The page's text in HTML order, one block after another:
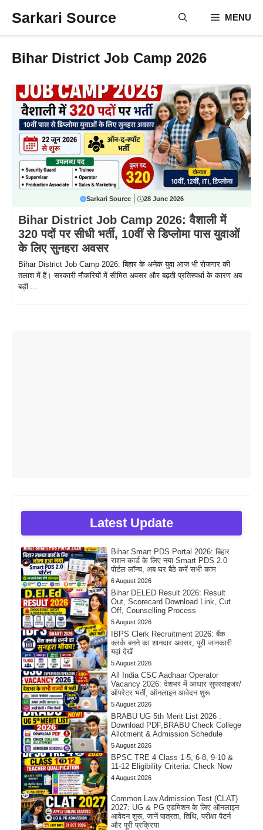
Sarkari Source MENU
Bihar District Job Camp 2026
Sarkari Source 28 June 2026
Bihar District Job Camp 2026: वैशाली में
320 पदों पर सीधी भर्ती, 10वीं से डिप्लोमा पास युवाओं
के लिए सुनहरा अवसर
Bihar District Job Camp 2026: बिहार के अनेक युवा आज भी रोजगार की
तलाश में हैं। सरकारी नौकरियों में सीमित अवसर और बढ़ती प्रतिस्पर्धा के कारण अब
बड़ी ...
Latest Update
Bihar Smart PDS Portal 2026: बिहार
राशन कार्ड के लिए नया Smart PDS 2.0
पोर्टल लॉन्च, अब घर बैठे करें सभी काम
6 August 2026
Bihar DELED Result 2026: Result
Out, Scorecard Download Link, Cut
Off, Counselling Process
5 August 2026
IBPS Clerk Recruitment 2026: बैंक
क्लर्क बनने का शानदार अवसर, पूरी जानकारी
यहां देखें
5 August 2026
All India CSC Aadhaar Operator
Vacancy 2026: देशभर में आधार सुपरवाइजर/
ऑपरेटर भर्ती, ऑनलाइन आवेदन शुरू
5 August 2026
BRABU UG 5th Merit List 2026 :
Download PDF,BRABU Check College
Allotment & Admission Schedule
5 August 2026
BPSC TRE 4 Class 1-5, 6-8, 9-10 &
11-12 Eligibility Criteria: Check Now
4 August 2026
Common Law Admission Test (CLAT)
2027: UG & PG एडमिशन के लिए ऑनलाइन
आवेदन शुरू, जानें पात्रता, तिथि, परीक्षा पैटर्न
और पूरी प्रक्रिया